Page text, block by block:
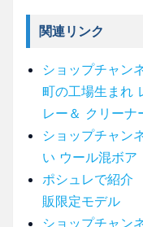
関連リンク
ショップチャン
町の工場生まれ
レー＆ クリーナ
ショップチャン
い ウール混ボア
ポシュレで紹介
販限定モデル
ショップチャン